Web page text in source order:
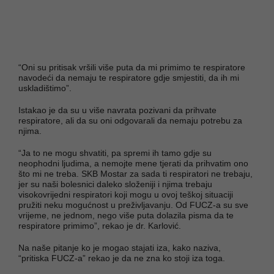
“Oni su pritisak vršili više puta da mi primimo te respiratore
navodeći da nemaju te respiratore gdje smjestiti, da ih mi
uskladištimo”.
Istakao je da su u više navrata pozivani da prihvate
respiratore, ali da su oni odgovarali da nemaju potrebu za
njima.
“Ja to ne mogu shvatiti, pa spremi ih tamo gdje su
neophodni ljudima, a nemojte mene tjerati da prihvatim ono
što mi ne treba. SKB Mostar za sada ti respiratori ne trebaju,
jer su naši bolesnici daleko složeniji i njima trebaju
visokovrijedni respiratori koji mogu u ovoj teškoj situaciji
pružiti neku mogućnost u preživljavanju. Od FUCZ-a su sve
vrijeme, ne jednom, nego više puta dolazila pisma da te
respiratore primimo”, rekao je dr. Karlović.
Na naše pitanje ko je mogao stajati iza, kako naziva,
“pritiska FUCZ-a” rekao je da ne zna ko stoji iza toga.